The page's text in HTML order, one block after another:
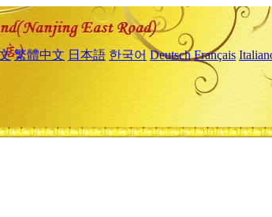
繁體中文 日本語 한국어 Deutsch Français